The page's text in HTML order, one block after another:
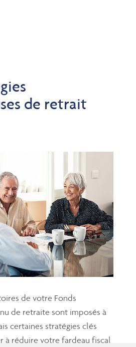
de retrait
de votre Fonds
de retraite sont imposés à
certaines stratégies clés
à réduire votre fardeau fiscal